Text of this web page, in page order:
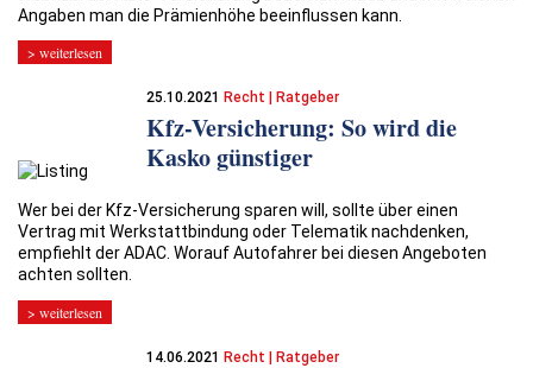
Angaben man die Prämienhöhe beeinflussen kann.
> weiterlesen
25.10.2021 Recht | Ratgeber
Kfz-Versicherung: So wird die
Kasko günstiger
Wer bei der Kfz-Versicherung sparen will, sollte über einen
Vertrag mit Werkstattbindung oder Telematik nachdenken,
empfiehlt der ADAC. Worauf Autofahrer bei diesen Angeboten
achten sollten.
> weiterlesen
14.06.2021Recht | Ratgeber